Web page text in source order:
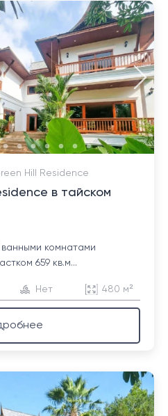
Hill Residence
в тайском
комнатами
659 кв.м...
Нет 480 м²